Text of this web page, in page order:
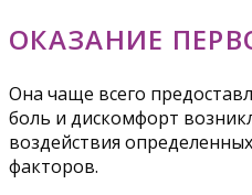
ОКАЗАНИЕ
Она чаще всего
боль и дискомфорт
воздействия
факторов.